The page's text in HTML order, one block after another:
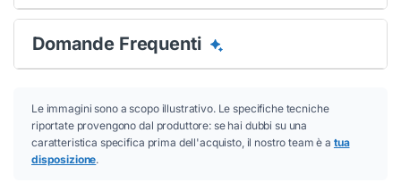
Domande Frequenti
Le immagini sono a scopo illustrativo. Le specifiche tecniche
riportate provengono dal produttore: se hai dubbi su una
caratteristica specifica prima dell'acquisto, il nostro team è a tua
disposizione.